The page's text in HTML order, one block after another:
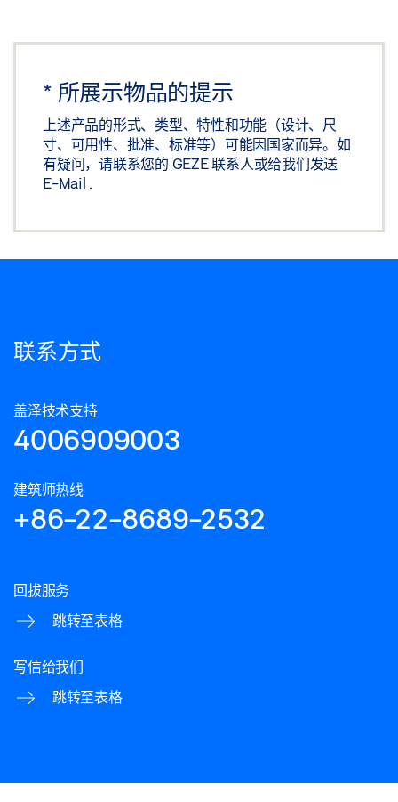
* 所展示物品的提示
上述产品的形式、类型、特性和功能（设计、尺
寸、可用性、批准、标准等）可能因国家而异。如
有疑问，请联系您的 GEZE 联系人或给我们发送
E-Mail .
联系方式
盖泽技术支持
4006909003
建筑师热线
+86-22-8689-2532
回拔服务
跳转至表格
写信给我们
跳转至表格